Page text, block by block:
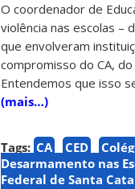
O coordenador de
violência nas escolas –
que envolveram
compromisso do CA,
Entendemos que isso
(mais…)
Tags: CA CED
Desarmamento nas
Federal de Santa